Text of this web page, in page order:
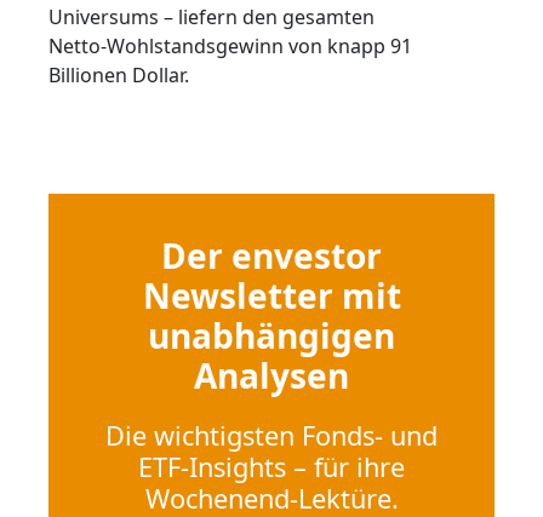
Universums – liefern den gesamten
Netto‑Wohlstandsgewinn von knapp 91
Billionen Dollar.
Der envestor
Newsletter mit
unabhängigen
Analysen
Die wichtigsten Fonds- und
ETF-Insights – für ihre
Wochenend-Lektüre.